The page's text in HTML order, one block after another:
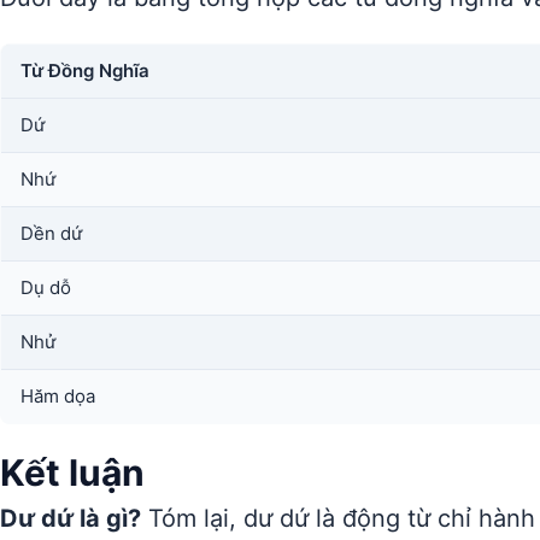
Từ Đồng Nghĩa
Dứ
Nhứ
Dền dứ
Dụ dỗ
Nhử
Hăm dọa
Kết luận
Dư dứ là gì? Tóm lại, dư dứ là động từ chỉ